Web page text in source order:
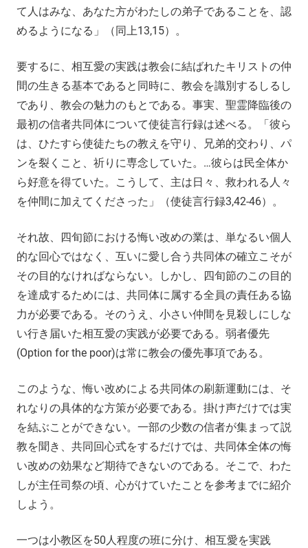
て人はみな、あなた方がわたしの弟子であることを、認
めるようになる」（同上13,15）。
要するに、相互愛の実践は教会に結ばれたキリストの仲
間の生きる基本であると同時に、教会を識別するしるし
であり、教会の魅力のもとである。事実、聖霊降臨後の
最初の信者共同体について使徒言行録は述べる。「彼ら
は、ひたすら使徒たちの教えを守り、兄弟的交わり、パ
ンを裂くこと、祈りに専念していた。…彼らは民全体か
ら好意を得ていた。こうして、主は日々、救われる人々
を仲間に加えてくださった」（使徒言行録3,42-46）。
それ故、四旬節における悔い改めの業は、単なるい個人
的な回心ではなく、互いに愛し合う共同体の確立こそが
その目的なければならない。しかし、四旬節のこの目的
を達成するためには、共同体に属する全員の責任ある協
力が必要である。そのうえ、小さい仲間を見殺しにしな
い行き届いた相互愛の実践が必要である。弱者優先
(Option for the poor)は常に教会の優先事項である。
このような、悔い改めによる共同体の刷新運動には、そ
れなりの具体的な方策が必要である。掛け声だけでは実
を結ぶことができない。一部の少数の信者が集まって説
教を聞き、共同回心式をするだけでは、共同体全体の悔
い改めの効果など期待できないのである。そこで、わた
しが主任司祭の頃、心がけていたことを参考までに紹介
しよう。
一つは小教区を50人程度の班に分け、相互愛を実践